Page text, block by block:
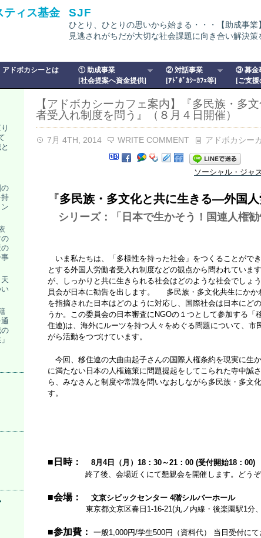
ティス基金 SJF
ひとり、ひとりの思いから始まる・・・【助成事業
見逃されがちだが大切な社会課題に向き合い解決策
アドボカシーとは
① 助成事業
[社会提案へ資金提供]
② 対話事業
[ｱﾄﾞﾎﾞｶｼｰｶﾌｪ等]
③ 募金
[ご支援
【アドボカシーカフェ案内】『多民族・多
者受入れ制度を問う』（８月４日開催）
7月 4TH, 2014 WRITE COMMENT アドボカシー
ソーシャル・ジャ
『多民族・多文化と共に生きる―外国
シリーズ：「日本で生かそう！国連人権勧
いま私たちは、「多様性を持った社会」をつくることがで
とする外国人労働者受入れ制度などの観点から問われていま
が、しっかりと共に生きられる社会はどのような社会でしょ
員会が日本に勧告を出します。
多民族・多文化共生にか
を指摘された日本はどのように対応し、国際社会は日本にど
うか。この委員会の日本審査に NGOの１つとして参加する「
住連)は、海外にルーツを持つ人々をめぐる問題について、
がら活動をつづけています。
今回、移住連の大曲由起子さんの国際人権条約を現実に生
に満たない日本の人権施策に問題提起をしてこられた寺中誠
ら、みなさんと制度や常識を問いなおしながら多民族・多文
す。
■ 日時： 8月 4日（月） 18 ： 30～21 ： 00 (受付開始18 ： 00)
終了後、会場近くにて懇親会を開催します。どうぞ
■会場： 文京シビックセンター 4階シルバーホール
東京都文京区春日 1-16-21(丸ノ内線・後楽園駅1分
■参加費： 一般1,000円/学生500円（資料代） 当日受付にて